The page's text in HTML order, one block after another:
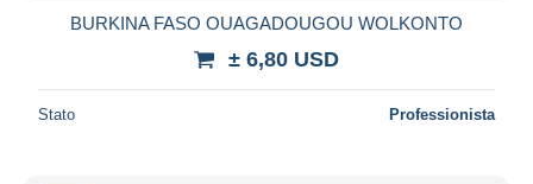
BURKINA FASO OUAGADOUGOU WOLKONTO
± 6,80 USD
Stato Professionista